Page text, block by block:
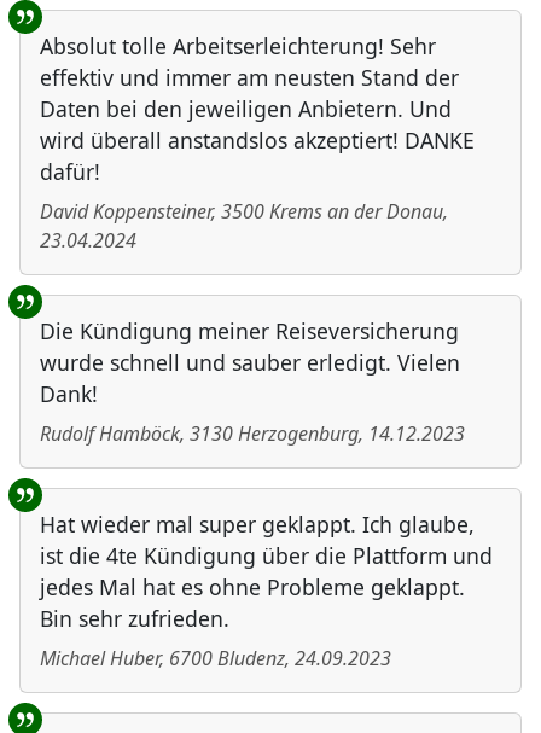
Absolut tolle Arbeitserleichterung! Sehr
effektiv und immer am neusten Stand der
Daten bei den jeweiligen Anbietern. Und
wird überall anstandslos akzeptiert! DANKE
dafür!
David Koppensteiner, 3500Krems an der Donau,
23.04.2024
Die Kündigung meiner Reiseversicherung
wurde schnell und sauber erledigt. Vielen
Dank!
Rudolf Hamböck, 3130Herzogenburg, 14.12.2023
Hat wieder mal super geklappt. Ich glaube,
ist die 4te Kündigung über die Plattform und
jedes Mal hat es ohne Probleme geklappt.
Bin sehr zufrieden.
Michael Huber, 6700Bludenz, 24.09.2023